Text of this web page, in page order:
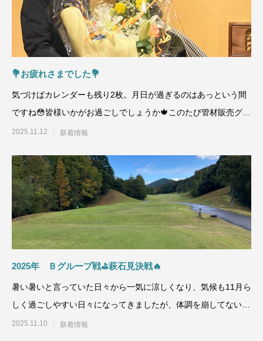
💐お疲れさまでした💐
気づけばカレンダーも残り2枚。月日が過ぎるのはあっという間
ですね😳皆様いかがお過ごしでしょうか🍁このたび管材販売グル
ープのF
2025.11.12 新着情報
2025年 Ｂグループ戦⛳萩石見決戦🔥
暑い暑いと言っていた日々から一気に涼しくなり、気候も11月ら
しく過ごしやすい日々になってきましたが、体調を崩してないで
すか？🙂今回は
2025.11.10 新着情報